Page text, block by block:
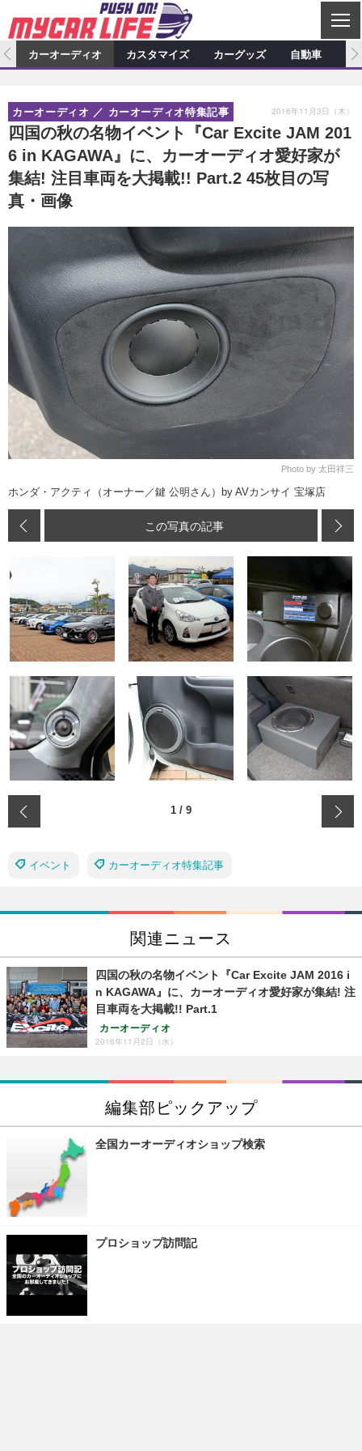
C
L
S
E
カーオーディオ
プロショップ検索 ショップ訪問記
カーオーディオニュース デモカー製作記
その他
カスタマイズ特集記事 カスタマイズ新製品情報
カスタマイズニュース
カーグッズ
カーグッズ特集記事 カーグッズ新製品情報
カーグッズニュース
自動車
ニュース
スクープ
アクセスランキング
カーオーディオ カスタマイズ カーグッズ 自動車
四国の秋の名物イベント『Car Excite JAM 201
6 in KAGAWA』に、カーオーディオ愛好家が
集結! 注目車両を大掲載!! Part.2 45枚目の写
真・画像
カーオーディオ カーオーディオ特集記事 2016年11月3日（木）
Photo by 太田祥三
ホンダ・アクティ（オーナー／鍵 公明さん）by AVカンサイ 宝塚店
この写真の記事
1 / 9
イベント カーオーディオ特集記事
関連ニュース
四国の秋の名物イベント『Car Excite JAM 2016 i
n KAGAWA』に、カーオーディオ愛好家が集結! 注
目車両を大掲載!! Part.1
カーオーディオ
2016年11月2日（水）
編集部ピックアップ
全国カーオーディオショップ検索
プロショップ訪問記